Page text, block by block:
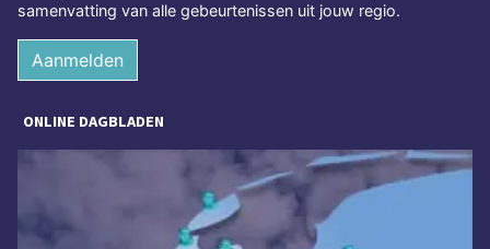
samenvatting van alle gebeurtenissen uit jouw regio.
Aanmelden
ONLINE DAGBLADEN